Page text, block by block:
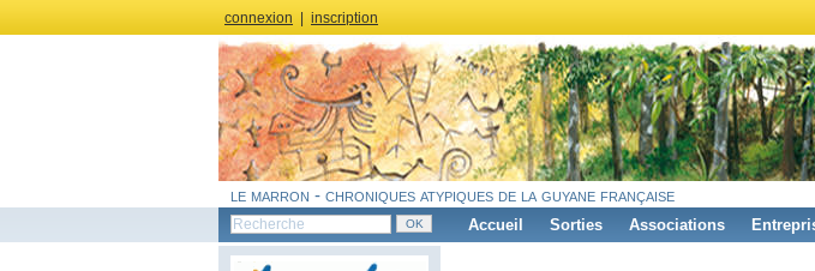
connexion inscription
le marron - chroniques atypiques de la guyane française
Accueil Sorties Associations